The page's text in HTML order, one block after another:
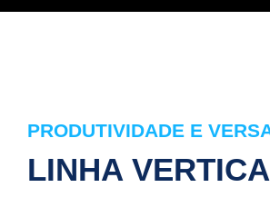
PRODUTIVIDADE E
LINHA